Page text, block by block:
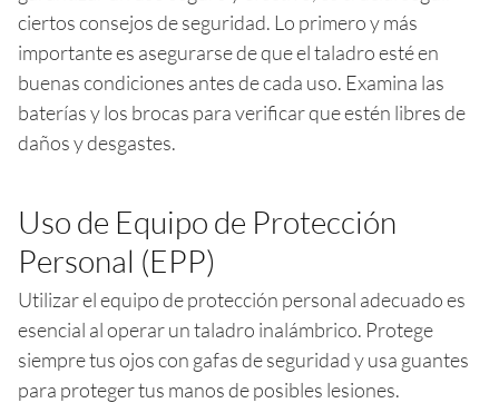
ciertos consejos de seguridad. Lo primero y más
importante es asegurarse de que el taladro esté en
buenas condiciones antes de cada uso. Examina las
baterías y los brocas para verificar que estén libres de
daños y desgastes.
Uso de Equipo de Protección
Personal (EPP)
Utilizar el equipo de protección personal adecuado es
esencial al operar un taladro inalámbrico. Protege
siempre tus ojos con gafas de seguridad y usa guantes
para proteger tus manos de posibles lesiones.